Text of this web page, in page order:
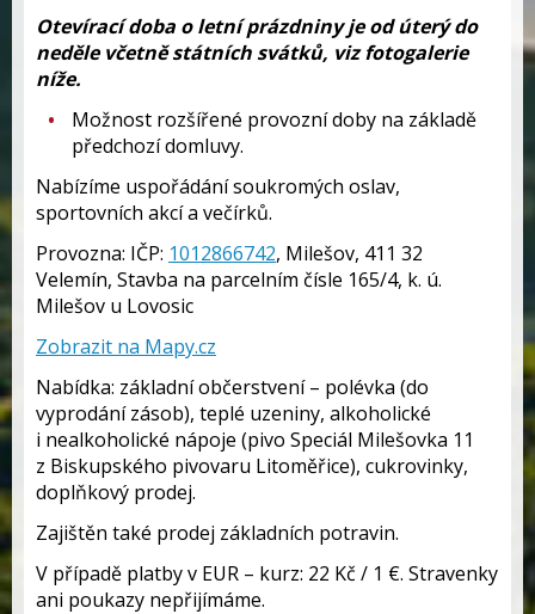
Otevírací doba o letní prázdniny je od úterý do
neděle včetně státních svátků, viz fotogalerie
níže.
Možnost rozšířené provozní doby na základě
předchozí domluvy.
Nabízíme uspořádání soukromých oslav,
sportovních akcí a večírků.
Provozna: IČP: 1012866742, Milešov, 411 32
Velemín, Stavba na parcelním čísle 165/4, k. ú.
Milešov u Lovosic
Zobrazit na Mapy.cz
Nabídka: základní občerstvení – polévka (do
vyprodání zásob), teplé uzeniny, alkoholické
i nealkoholické nápoje (pivo Speciál Milešovka 11
z Biskupského pivovaru Litoměřice), cukrovinky,
doplňkový prodej.
Zajištěn také prodej základních potravin.
V případě platby v EUR – kurz: 22 Kč / 1 €. Stravenky
ani poukazy nepřijímáme.